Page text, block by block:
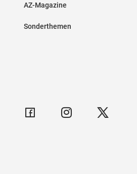
AZ-Magazine
Sonderthemen